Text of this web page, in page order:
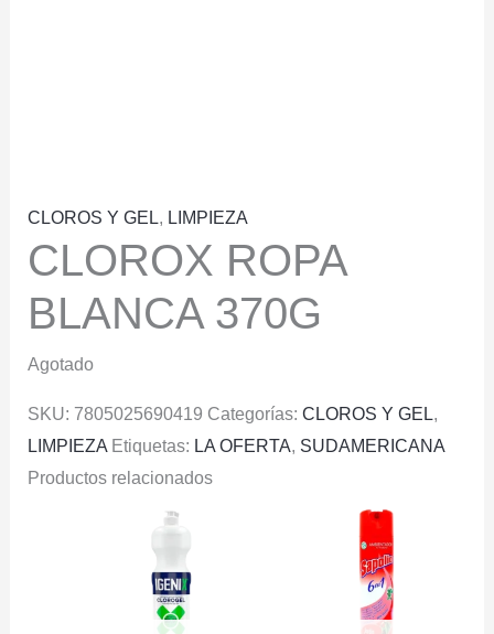
CLOROS Y GEL, LIMPIEZA
CLOROX ROPA
BLANCA 370G
Agotado
SKU: 7805025690419 Categorías: CLOROS Y GEL,
LIMPIEZA Etiquetas: LA OFERTA, SUDAMERICANA
Productos relacionados